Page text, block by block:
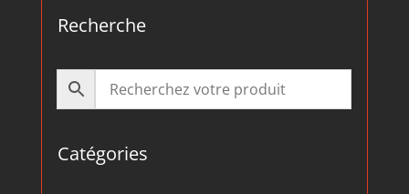
Recherche
Catégories